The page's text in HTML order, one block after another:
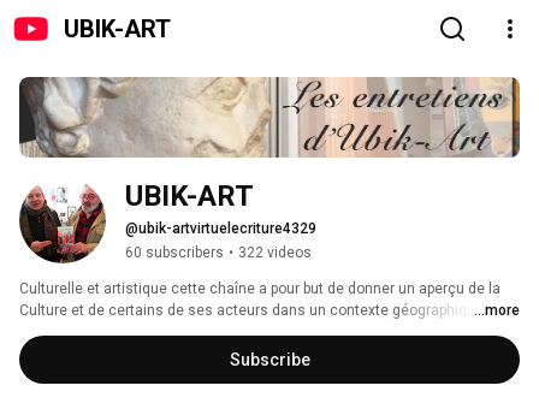
UBIK-ART
UBIK-ART
@ubik-artvirtuelecriture4329
60 subscribers • 322 videos
Culturelle et artistique cette chaîne a pour but de donner un aperçu de la
Culture et de certains de ses acteurs dans un contexte géographique
particulier. En partenariat avec les éditions Ubik-Art, Jean-Claude Rivière et
le groupe "VIRTUEL-écriture" vous proposent un espace dédié à la
littérature et l'Art sous toutes ses formes. Les auteurs présents dans les
...more
Subscribe